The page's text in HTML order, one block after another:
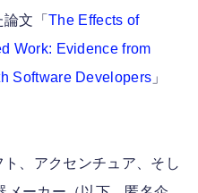
論文「The Effects of
Work: Evidence from
Software Developers 」
、アクセンチュア、そし